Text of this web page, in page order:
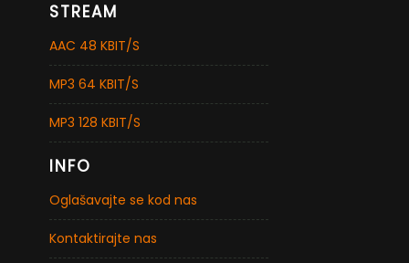
STREAM
AAC 48 KBIT/S
MP3 64 KBIT/S
MP3 128 KBIT/S
INFO
Oglašavajte se kod nas
Kontaktirajte nas